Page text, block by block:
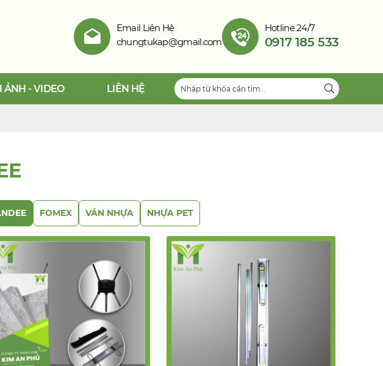
Email Liên Hệ
chungtukap@gmail.com
Hotline 24/7
0917 185 533
ẢNH - VIDEO LIÊN HỆ
FOMEX VÁN NHỰA NHỰA PET